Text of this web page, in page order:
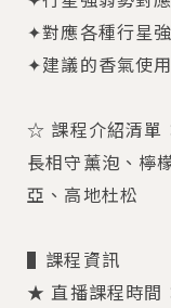
✦對應各種行星
✦建議的香氣使
☆ 課程介紹清單
長相守薰泡、檸
亞、高地杜松
▌課程資訊
★ 直播課程時